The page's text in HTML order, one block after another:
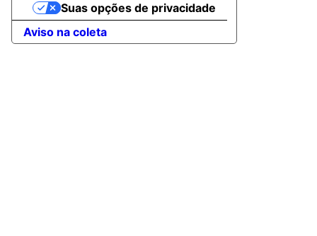
Aviso na coleta
Suas opções de privacidade